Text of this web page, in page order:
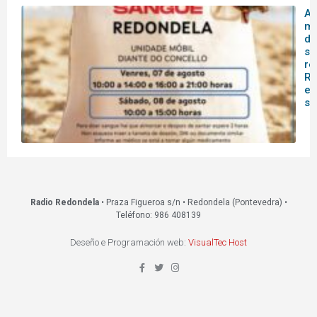
A
Radio Redondela• Praza Figueroa s/n • Redondela (Pontevedra) •
Teléfono: 986 408139
Deseño e Programación web: VisualTec Host